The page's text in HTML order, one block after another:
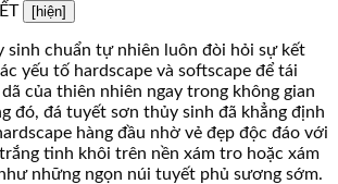
[hiện]
sinh chuẩn tự nhiên luôn đòi hỏi sự kết
yếu tố hardscape và softscape để tái
của thiên nhiên ngay trong không gian
đó, đá tuyết sơn thủy sinh đã khẳng định
hàng đầu nhờ vẻ đẹp độc đáo với
tinh khôi trên nền xám tro hoặc xám
những ngọn núi tuyết phủ sương sớm.